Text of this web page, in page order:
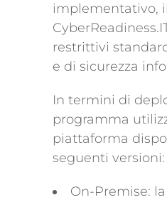
implementativo,
restrittivi
e di sicurezza
In termini di
programma
piattaforma
seguenti versioni:
On-Premise: